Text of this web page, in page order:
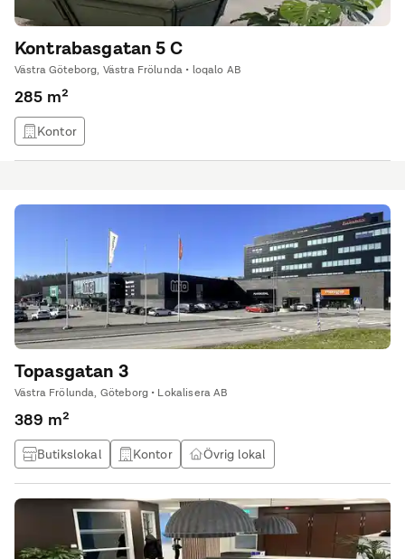
Kontrabasgatan 5 C
Västra Göteborg, Västra Frölunda • loqalo AB
285 m²
Kontor
Topasgatan 3
Västra Frölunda, Göteborg • Lokalisera AB
389 m²
Butikslokal Kontor Övrig lokal